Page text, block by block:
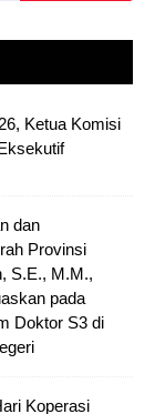
Ketua Komisi
dan
Provinsi
S.E., M.M.,
pada
Doktor S3 di
Koperasi